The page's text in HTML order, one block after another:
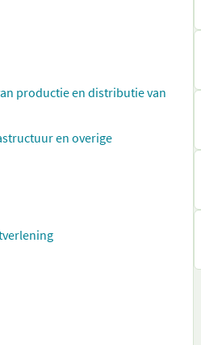
productie en distributie van
en overige